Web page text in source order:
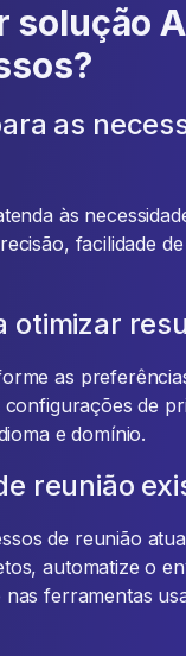
solução
as
às
facilidade
otimizar
as
de
e domínio.
reunião
de reunião
automatize o
ferramentas